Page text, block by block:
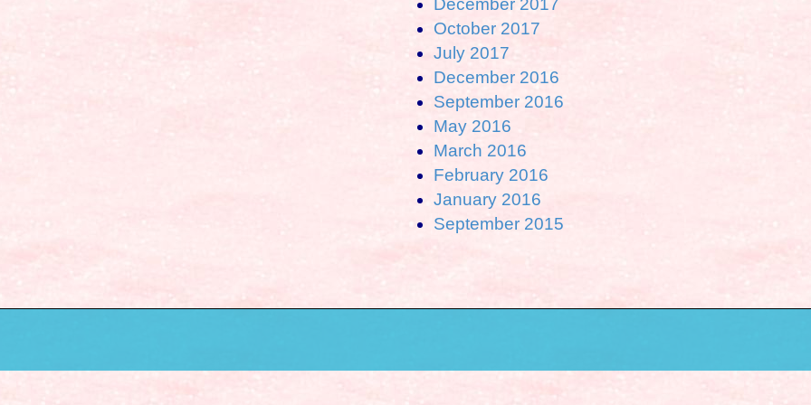
October 2017
July 2017
December 2016
September 2016
May 2016
March 2016
February 2016
January 2016
September 2015